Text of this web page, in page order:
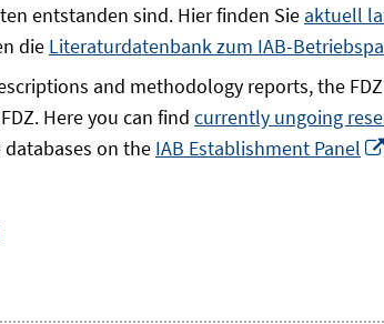
entstanden sind. Hier finden Sie aktuell
die Literaturdatenbank zum IAB-
and methodology reports, the
Here you can find currently ungoing
on the IAB Establishment Panel